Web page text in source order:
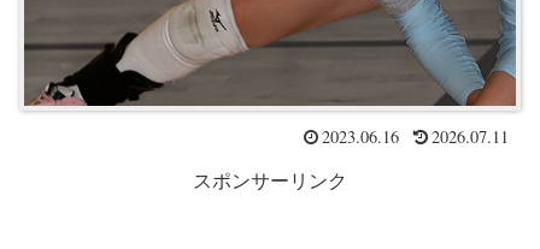
2023.06.16 2026.07.11
スポンサーリンク